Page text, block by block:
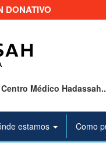
DONATIVO
Médico
estamos Como